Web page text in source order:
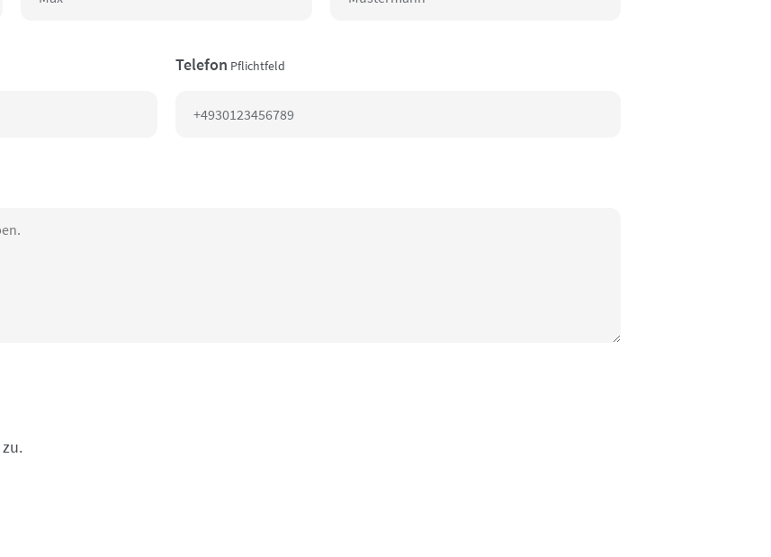
Telefon Pflichtfeld
zu.